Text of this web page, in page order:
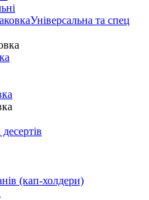
Універсальна та спец
(кап-холдери)